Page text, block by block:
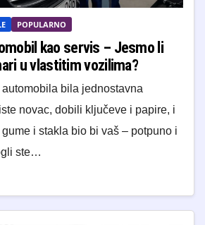
POPULARNO
kao servis – Jesmo li
u vlastitim vozilima?
bila jednostavna
novac, dobili ključeve i papire, i
i stakla bio bi vaš – potpuno i
ste…